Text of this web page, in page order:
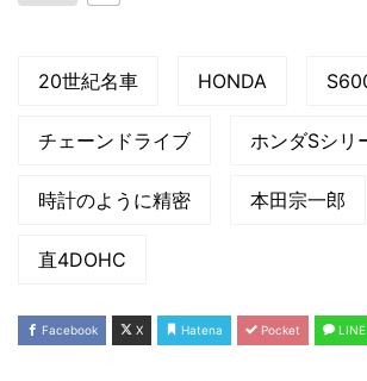
20世紀名車 HONDA
チェーンドライブ ホンダSシリ
時計のように精密 本田宗一郎
直4DOHC
Facebook X Hatena Pocket LINE